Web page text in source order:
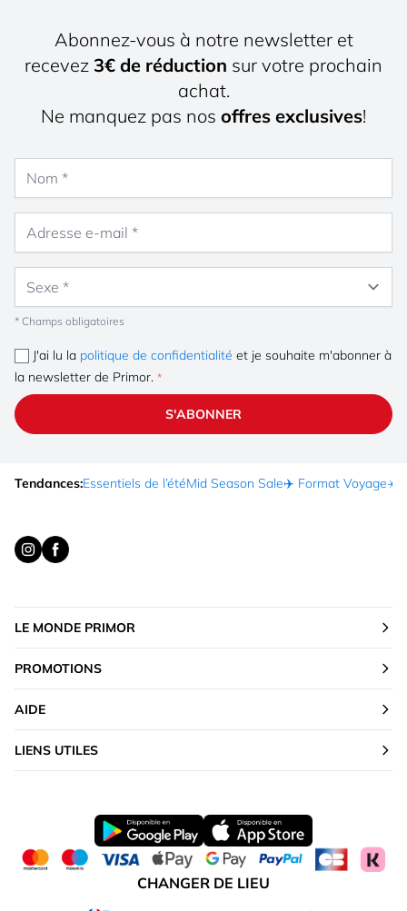
Abonnez-vous à notre newsletter et
recevez 3€ de réduction sur votre prochain
achat.
Ne manquez pas nos offres exclusives!
* Champs obligatoires
J'ai lu la politique de confidentialité et je souhaite m'abonner à
la newsletter de Primor.
S'ABONNER
Tendances:Essentiels de l’étéMid Season Sale✈️ Format Voyage☀️
LE MONDE PRIMOR
PROMOTIONS
AIDE
LIENS UTILES
CHANGER DE LIEU